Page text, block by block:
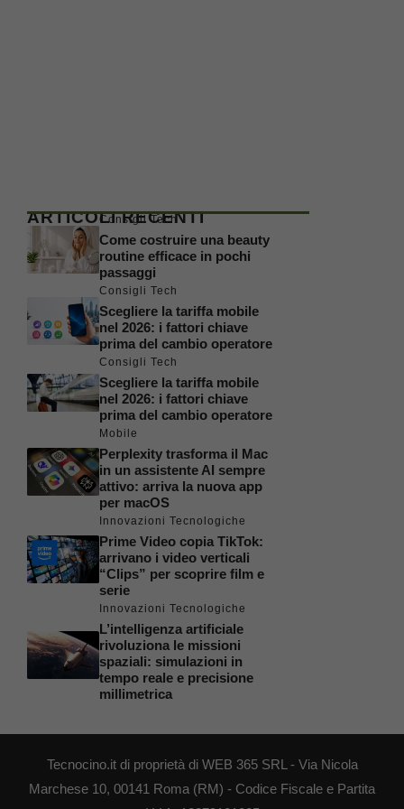
ARTICOLI RECENTI
Consigli Tech
Come costruire una beauty
routine efficace in pochi
passaggi
Consigli Tech
Scegliere la tariffa mobile
nel 2026: i fattori chiave
prima del cambio operatore
Consigli Tech
Scegliere la tariffa mobile
nel 2026: i fattori chiave
prima del cambio operatore
Mobile
Perplexity trasforma il Mac
in un assistente AI sempre
attivo: arriva la nuova app
per macOS
Innovazioni Tecnologiche
Prime Video copia TikTok:
arrivano i video verticali
“Clips” per scoprire film e
serie
Innovazioni Tecnologiche
L’intelligenza artificiale
rivoluziona le missioni
spaziali: simulazioni in
tempo reale e precisione
millimetrica
Tecnocino.it di proprietà di WEB 365 SRL - Via Nicola
Marchese 10, 00141 Roma (RM) - Codice Fiscale e Partita